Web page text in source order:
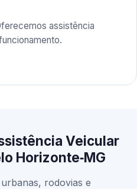
assistência
Veicular
Horizonte‑MG
rodovias e